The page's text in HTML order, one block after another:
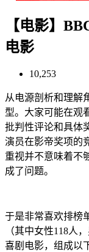
【电影】
电影
10,253
从电源剖析和理解
型。大家可能在观
批判性评论和具体
演员在影帝奖项的
重视并不意味着不
成了问题。
于是非常喜欢排榜
（其中女性118人
喜剧电影，组成以